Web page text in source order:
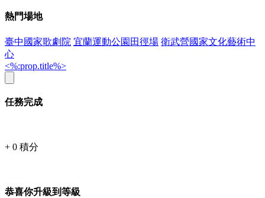
熱門場地
臺中國家歌劇院 宜蘭運動公園田徑場 衛武營國家文化藝術中
心
<%:prop.title%>
任務完成
+ 0 積分
恭喜你升級到等級